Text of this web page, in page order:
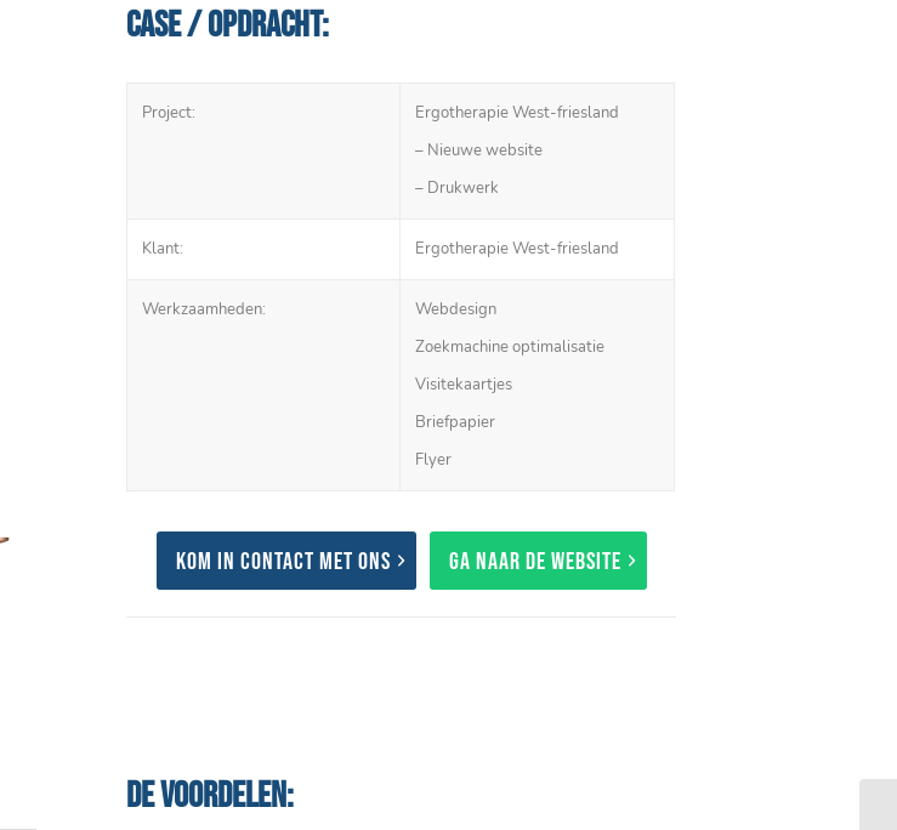
Case / Opdracht:
Project:
Ergotherapie West-friesland
– Nieuwe website
– Drukwerk
Klant: Ergotherapie West-friesland
Werkzaamheden:
Webdesign
Zoekmachine optimalisatie
Visitekaartjes
Briefpapier
Flyer
Kom in contact met ons Ga naar de website
De voordelen: